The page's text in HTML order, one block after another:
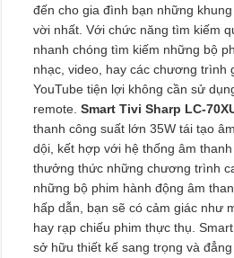
đến cho gia đình bạn những
vời nhất. Với chức năng tìm kiếm
nhanh chóng tìm kiếm những bộ
nhạc, video, hay các chương trình
YouTube tiện lợi không cần sử
remote.Smart Tivi Sharp LC-
thanh công suất lớn 35W tái tạo
dội, kết hợp với hệ thống âm
thưởng thức những chương trình
những bộ phim hành động âm
hấp dẫn, bạn sẽ có cảm giác như
hay rạp chiếu phim thực thụ.
sở hữu thiết kế sang trọng và